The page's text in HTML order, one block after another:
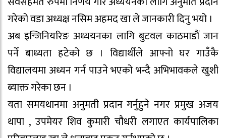
गरेको वडा अध्यक्ष नसिम अहमद खा ले जानकारी दिनु भयो ।
अब इन्जिनियरिङ अध्ययनका लागि बुटवल काठमाडौं जान
पर्ने बाध्यता हटेको छ । विद्यार्थीले आफ्नो घर गाउँकै
विद्यालयमा अध्यन गर्न पाउने भएको भन्दै अभिभावकले खुशी
ब्याक्त गरेका छन ।
यता समयथानमा अनुमती प्रदान गर्नुहुने नगर प्रमुख अजय
थापा , उपमेयर शिव कुमारी चौधरी लगाएत कार्यपालिका